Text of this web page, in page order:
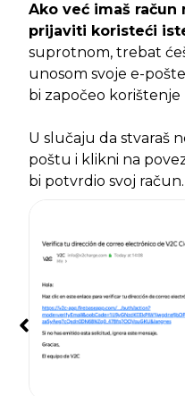
Ako već imaš račun
prijaviti koristeći
suprotnom, trebat
unosom svoje e-
bi započeo
U slučaju da stvaraš
poštu i klikni na
bi potvrdio svoj račun.